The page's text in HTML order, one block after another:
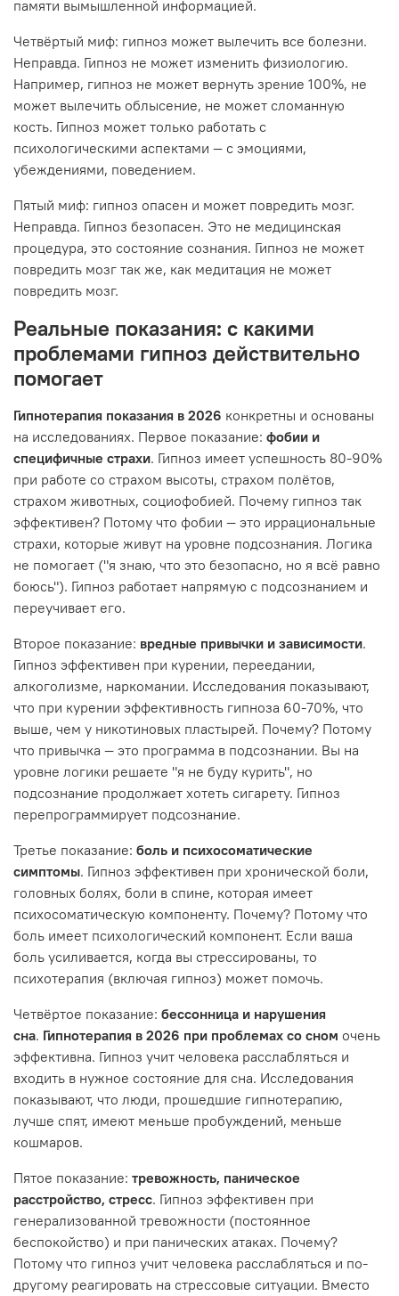
памяти вымышленной информацией.
Четвёртый миф: гипноз может вылечить все болезни.
Неправда. Гипноз не может изменить физиологию.
Например, гипноз не может вернуть зрение 100%, не
может вылечить облысение, не может сломанную
кость. Гипноз может только работать с
психологическими аспектами — с эмоциями,
убеждениями, поведением.
Пятый миф: гипноз опасен и может повредить мозг.
Неправда. Гипноз безопасен. Это не медицинская
процедура, это состояние сознания. Гипноз не может
повредить мозг так же, как медитация не может
повредить мозг.
Реальные показания: с какими
проблемами гипноз действительно
помогает
Гипнотерапия показания в 2026 конкретны и основаны
на исследованиях. Первое показание: фобии и
специфичные страхи. Гипноз имеет успешность 80-90%
при работе со страхом высоты, страхом полётов,
страхом животных, социофобией. Почему гипноз так
эффективен? Потому что фобии — это иррациональные
страхи, которые живут на уровне подсознания. Логика
не помогает ("я знаю, что это безопасно, но я всё равно
боюсь"). Гипноз работает напрямую с подсознанием и
переучивает его.
Второе показание: вредные привычки и зависимости.
Гипноз эффективен при курении, переедании,
алкоголизме, наркомании. Исследования показывают,
что при курении эффективность гипноза 60-70%, что
выше, чем у никотиновых пластырей. Почему? Потому
что привычка — это программа в подсознании. Вы на
уровне логики решаете "я не буду курить", но
подсознание продолжает хотеть сигарету. Гипноз
перепрограммирует подсознание.
Третье показание: боль и психосоматические
симптомы. Гипноз эффективен при хронической боли,
головных болях, боли в спине, которая имеет
психосоматическую компоненту. Почему? Потому что
боль имеет психологический компонент. Если ваша
боль усиливается, когда вы стрессированы, то
психотерапия (включая гипноз) может помочь.
Четвёртое показание: бессонница и нарушения
сна. Гипнотерапия в 2026 при проблемах со сном очень
эффективна. Гипноз учит человека расслабляться и
входить в нужное состояние для сна. Исследования
показывают, что люди, прошедшие гипнотерапию,
лучше спят, имеют меньше пробуждений, меньше
кошмаров.
Пятое показание: тревожность, паническое
расстройство, стресс. Гипноз эффективен при
генерализованной тревожности (постоянное
беспокойство) и при панических атаках. Почему?
Потому что гипноз учит человека расслабляться и по-
другому реагировать на стрессовые ситуации. Вместо